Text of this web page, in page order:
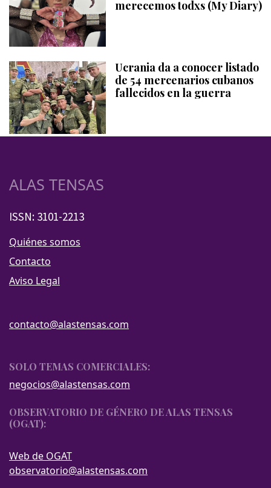
merecemos todxs (My Diary)
Ucrania da a conocer listado
de 54 mercenarios cubanos
fallecidos en la guerra
ALAS TENSAS
ISSN: 3101-2213
Quiénes somos
Contacto
Aviso Legal
contacto@alastensas.com
SOLO TEMAS COMERCIALES:
negocios@alastensas.com
OBSERVATORIO DE GÉNERO DE ALAS TENSAS
(OGAT):
Web de OGAT
observatorio@alastensas.com